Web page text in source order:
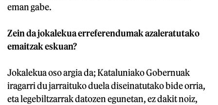
eman gabe.
Zein da jokalekua erreferendumak azaleratutako
emaitzak eskuan?
Jokalekua oso argia da; Kataluniako Gobernuak
iragarri du jarraituko duela diseinatutako bide orria,
eta legebiltzarrak datozen egunetan, ez dakit noiz,